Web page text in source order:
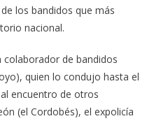
los bandidos que más
nacional.
de bandidos
quien lo condujo hasta el
encuentro de otros
(el Cordobés), el expolicía